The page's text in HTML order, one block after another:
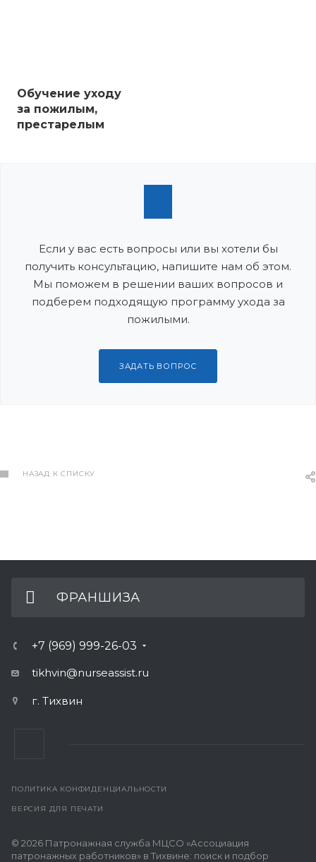
Обучение уходу
за пожилым,
престарелым
Если у вас есть вопросы или вы хотели бы
получить консультацию, напишите нам об этом.
Мы поможем в решении ваших вопросов и
подберем подходящую программу ухода за
пожилыми.
ЗАДАТЬ ВОПРОС
НАЗАД К СПИСКУ
ФРАНШИЗА
+7 (969) 999-26-03
tikhvin@nurseassist.ru
г. Тихвин
ПОЛИТИКА КОНФИДЕНЦИАЛЬНОСТИ
ВЕРСИЯ ДЛЯ ПЕЧАТИ
© 2026 Патронажная служба МЦСО «Ассоциация
патронажных работников» в Тихвине: поиск и подбор